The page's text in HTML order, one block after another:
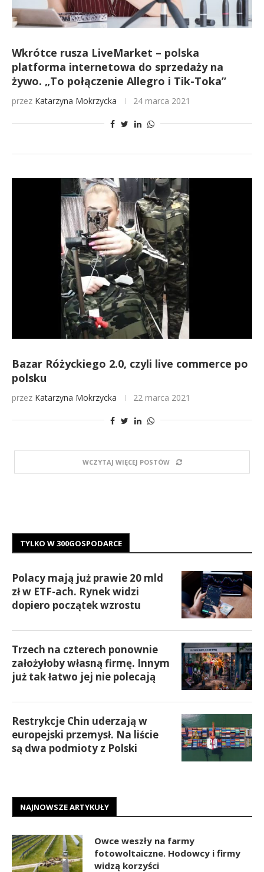
Wkrótce rusza LiveMarket – polska
platforma internetowa do sprzedaży na
żywo. „To połączenie Allegro i Tik-Toka”
przez Katarzyna Mokrzycka 24 marca 2021
Bazar Różyckiego 2.0, czyli live commerce po
polsku
przez Katarzyna Mokrzycka 22 marca 2021
WCZYTAJ WIĘCEJ POSTÓW
TYLKO W 300GOSPODARCE
Polacy mają już prawie 20 mld
zł w ETF-ach. Rynek widzi
dopiero początek wzrostu
Trzech na czterech ponownie
założyłoby własną firmę. Innym
już tak łatwo jej nie polecają
Restrykcje Chin uderzają w
europejski przemysł. Na liście
są dwa podmioty z Polski
NAJNOWSZE ARTYKUŁY
Owce weszły na farmy
fotowoltaiczne. Hodowcy i firmy
widzą korzyści